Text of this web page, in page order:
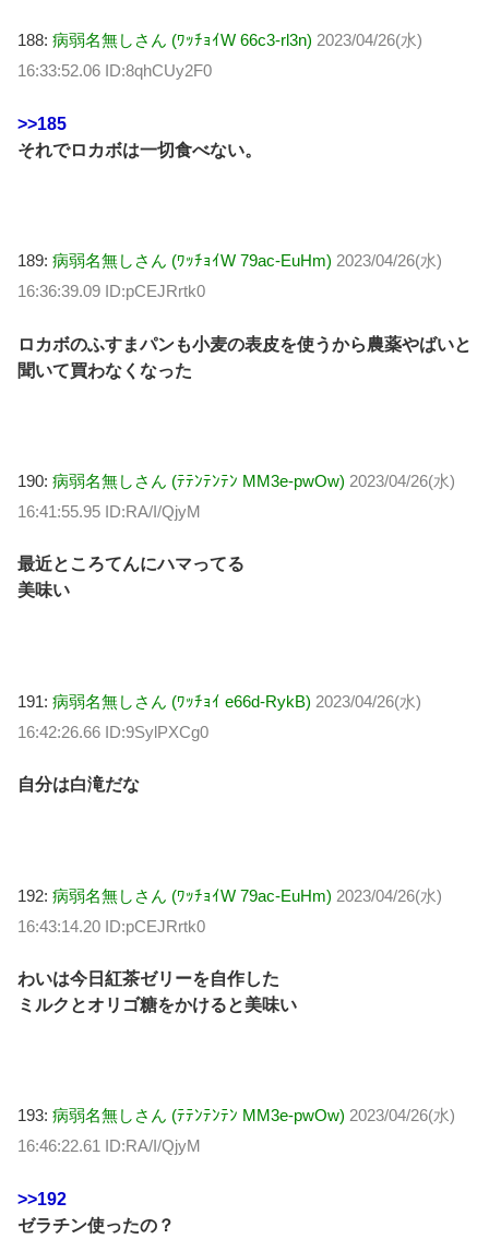
188: 病弱名無しさん (ﾜｯﾁｮｲW 66c3-rl3n) 2023/04/26(水)
16:33:52.06 ID:8qhCUy2F0
>>185
それでロカボは一切食べない。
189: 病弱名無しさん (ﾜｯﾁｮｲW 79ac-EuHm) 2023/04/26(水)
16:36:39.09 ID:pCEJRrtk0
ロカボのふすまパンも小麦の表皮を使うから農薬やばいと
聞いて買わなくなった
190: 病弱名無しさん (ﾃﾃﾝﾃﾝﾃﾝ MM3e-pwOw) 2023/04/26(水)
16:41:55.95 ID:RA/I/QjyM
最近ところてんにハマってる
美味い
191: 病弱名無しさん (ﾜｯﾁｮｲ e66d-RykB) 2023/04/26(水)
16:42:26.66 ID:9SylPXCg0
自分は白滝だな
192: 病弱名無しさん (ﾜｯﾁｮｲW 79ac-EuHm) 2023/04/26(水)
16:43:14.20 ID:pCEJRrtk0
わいは今日紅茶ゼリーを自作した
ミルクとオリゴ糖をかけると美味い
193: 病弱名無しさん (ﾃﾃﾝﾃﾝﾃﾝ MM3e-pwOw) 2023/04/26(水)
16:46:22.61 ID:RA/I/QjyM
>>192
ゼラチン使ったの？